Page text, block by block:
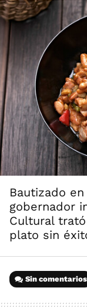
Bautizado
gobernador
Cultural
plato sin
Sin comentarios